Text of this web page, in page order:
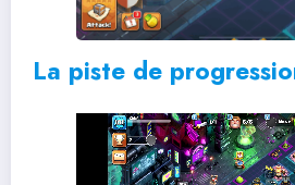
La piste de